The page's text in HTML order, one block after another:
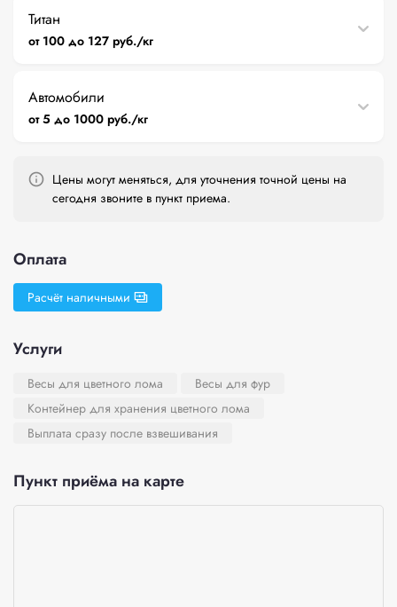
Титан
от 100 до 127 руб./кг
Автомобили
от 5 до 1000 руб./кг
Цены могут меняться, для уточнения точной цены на
сегодня звоните в пункт приема.
Оплата
Расчёт наличными
Услуги
Весы для цветного лома
Весы для фур
Контейнер для хранения цветного лома
Выплата сразу после взвешивания
Пункт приёма на карте